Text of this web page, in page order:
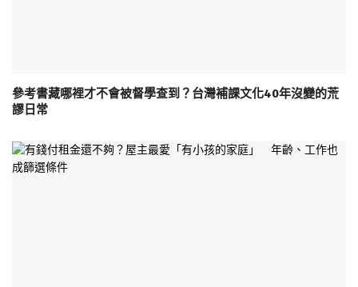
參考書藏哪裡才不會被督學查到？台灣補課文化40年沒變的荒
謬日常